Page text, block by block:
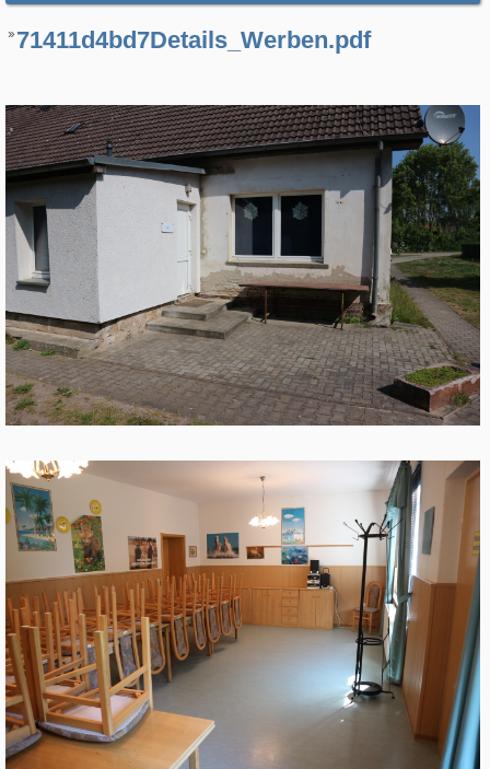
71411d4bd7Details_Werben.pdf